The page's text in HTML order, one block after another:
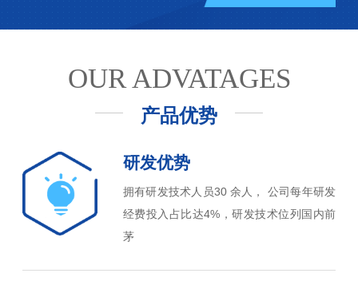
OUR ADVATAGES
产品优势
研发优势
拥有研发技术人员30 余人， 公司每年研发
经费投入占比达4%，研发技术位列国内前
茅